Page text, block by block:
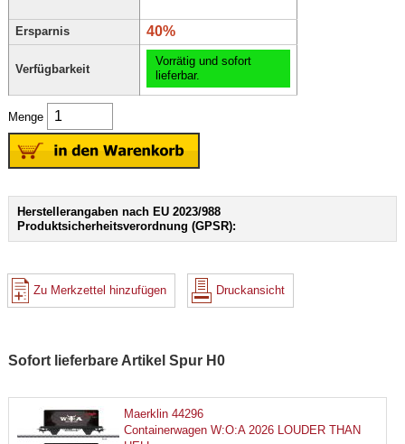
Ersparnis 40%
Verfügbarkeit
Vorrätig und sofort
lieferbar.
Menge
Herstellerangaben nach EU 2023/988
Produktsicherheitsverordnung (GPSR):
Zu Merkzettel hinzufügen Druckansicht
Sofort lieferbare Artikel Spur H0
Maerklin 44296
Containerwagen W:O:A 2026 LOUDER THAN